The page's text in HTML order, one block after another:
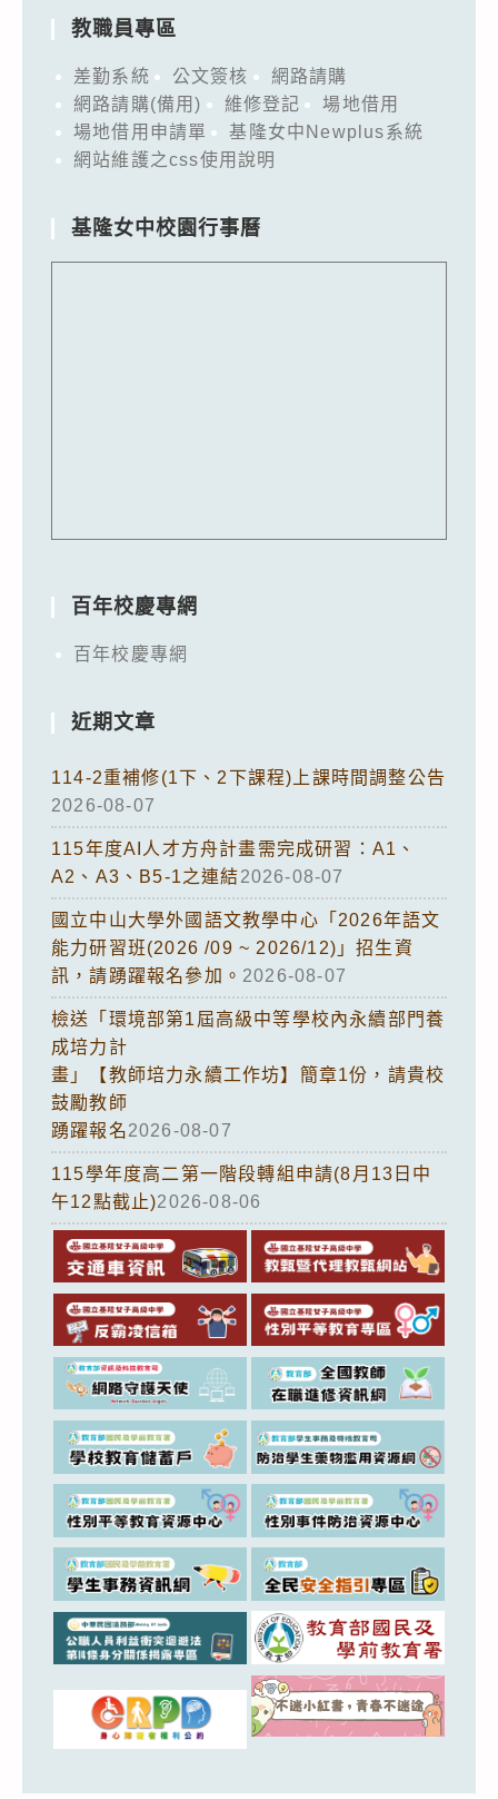
教職員專區
差勤系統 公文簽核
網路請購
網路請購(備用)
維修登記
場地借用
場地借用申請單
基隆女中Newplus系統
網站維護之css使用說明
基隆女中校園行事曆
百年校慶專網
百年校慶專網
近期文章
114-2重補修(1下、2下課程)上課時間調整公告
2026-08-07
115年度AI人才方舟計畫需完成研習：A1、
A2、A3、B5-1之連結2026-08-07
國立中山大學外國語文教學中心「2026年語文
能力研習班(2026 /09 ~ 2026/12)」招生資
訊，請踴躍報名參加。 2026-08-07
檢送「環境部第1屆高級中等學校內永續部門養
成培力計
畫」【教師培力永續工作坊】簡章1份，請貴校
鼓勵教師
踴躍報名2026-08-07
115學年度高二第一階段轉組申請(8月13日中
午12點截止)2026-08-06